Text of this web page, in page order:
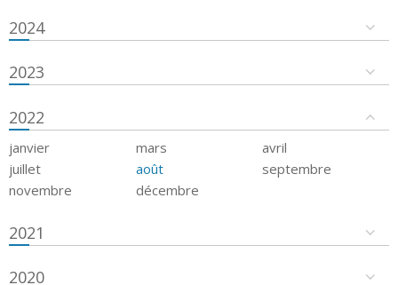
2024
2023
2022
janvier mars
avril
juillet
août
septembre
novembre
décembre
2021
2020